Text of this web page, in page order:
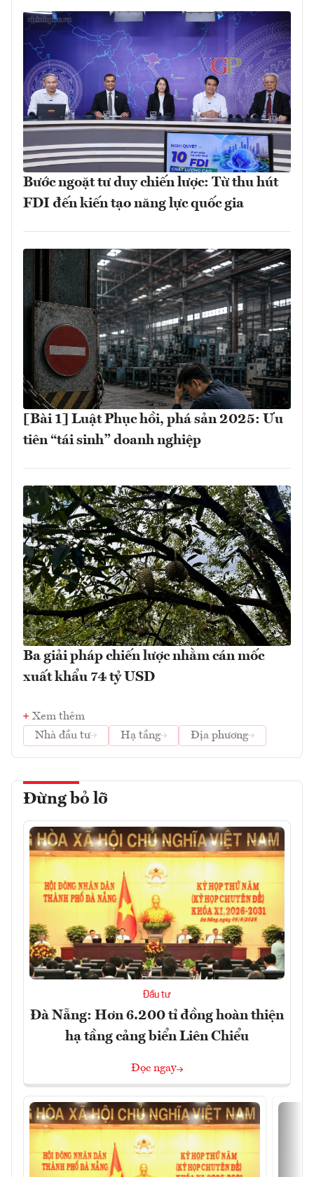
Bước ngoặt tư duy chiến lược: Từ thu hút
FDI đến kiến tạo năng lực quốc gia
[Bài 1] Luật Phục hồi, phá sản 2025: Ưu
tiên “tái sinh” doanh nghiệp
Ba giải pháp chiến lược nhằm cán mốc
xuất khẩu 74 tỷ USD
Xem thêm
Nhà đầu tư
Hạ tầng Địa phương
Đừng bỏ lỡ
Đầu tư
Đà Nẵng: Hơn 6.200 tỉ đồng hoàn thiện
hạ tầng cảng biển Liên Chiểu
Đọc ngay